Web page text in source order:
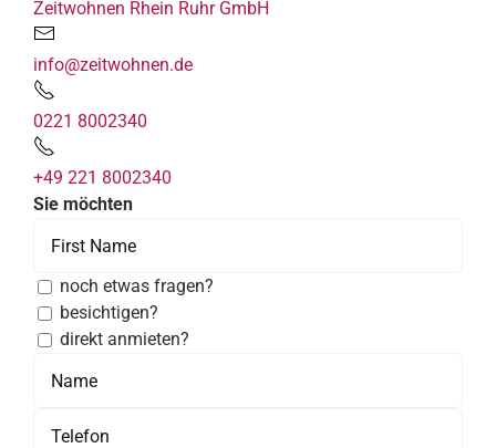
Zeitwohnen Rhein Ruhr GmbH
info@zeitwohnen.de
0221 8002340
+49 221 8002340
Sie möchten
noch etwas fragen?
besichtigen?
direkt anmieten?